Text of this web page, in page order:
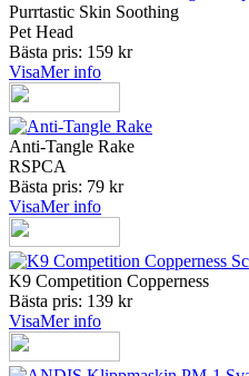
Purrtastic Skin Soothing
Pet Head
Bästa pris: 159 kr
VisaMer info
Anti-Tangle Rake
RSPCA
Bästa pris: 79 kr
VisaMer info
K9 Competition Copperness
Bästa pris: 139 kr
VisaMer info